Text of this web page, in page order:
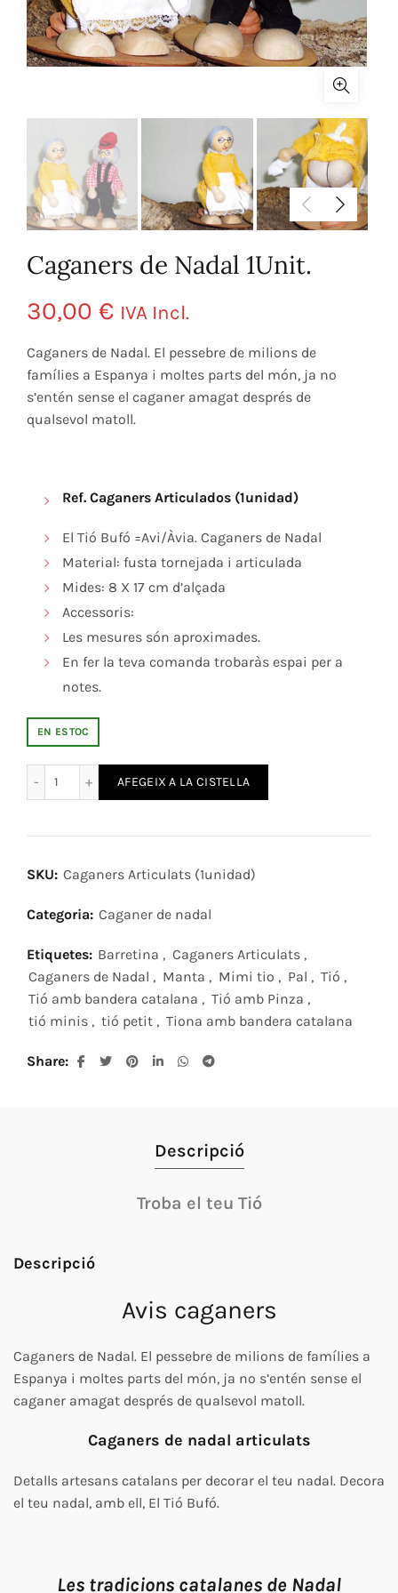
Caganers de Nadal 1Unit.
30,00 € IVA Incl.
Caganers de Nadal. El pessebre de milions de
famílies a Espanya i moltes parts del món, ja no
s’entén sense el caganer amagat després de
qualsevol matoll.
Ref. Caganers Articulados (1unidad)
El Tió Bufó =Avi/Àvia. Caganers de Nadal
Material: fusta tornejada i articulada
Mides: 8 X 17 cm d’alçada
Accessoris:
Les mesures són aproximades.
En fer la teva comanda trobaràs espai per a
notes.
EN ESTOC
AFEGEIX A LA CISTELLA
SKU: Caganers Articulats (1unidad)
Categoria: Caganer de nadal
Etiquetes: Barretina , Caganers Articulats ,
Caganers de Nadal , Manta , Mimi tio , Pal , Tió ,
Tió amb bandera catalana , Tió amb Pinza ,
tió minis , tió petit , Tiona amb bandera catalana
Share
Descripció
Troba el teu Tió
Descripció
Avis caganers
Caganers de Nadal. El pessebre de milions de famílies a
Espanya i moltes parts del món, ja no s’entén sense el
caganer amagat després de qualsevol matoll.
Caganers de nadal articulats
Detalls artesans catalans per decorar el teu nadal. Decora
el teu nadal, amb ell, El Tió Bufó.
Les tradicions catalanes de Nadal